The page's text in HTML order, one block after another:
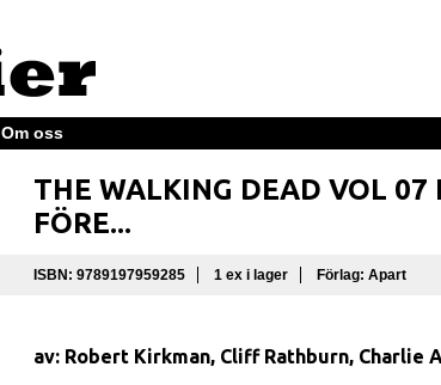
Om oss
THE WALKING DEAD VOL 07
FÖRE...
ISBN: 9789197959285 1 ex i lager Förlag: Apart
av: Robert Kirkman, Cliff Rathburn, Charlie